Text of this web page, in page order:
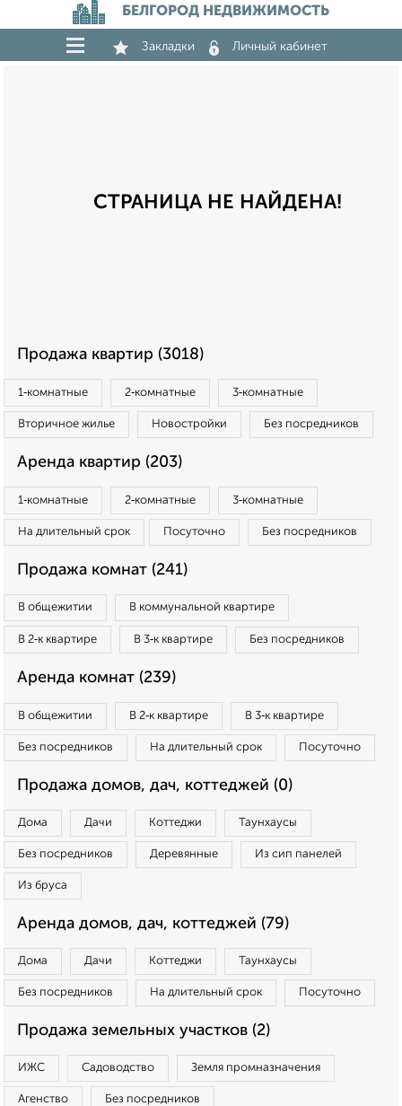
БЕЛГОРОД НЕДВИЖИМОСТЬ
Закладки Личный кабинет
СТРАНИЦА НЕ НАЙДЕНА!
Продажа квартир (3018)
1‑комнатные 2‑комнатные 3‑комнатные
Вторичное жилье Новостройки Без посредников
Аренда квартир (203)
1‑комнатные 2‑комнатные 3‑комнатные
На длительный срок Посуточно Без посредников
Продажа комнат (241)
В общежитии В коммунальной квартире
В 2‑к квартире В 3‑к квартире Без посредников
Аренда комнат (239)
В общежитии В 2‑к квартире В 3‑к квартире
Без посредников На длительный срок Посуточно
Продажа домов, дач, коттеджей (0)
Дома Дачи Коттеджи Таунхаусы
Без посредников Деревянные Из сип панелей
Из бруса
Аренда домов, дач, коттеджей (79)
Дома Дачи Коттеджи Таунхаусы
Без посредников На длительный срок Посуточно
Продажа земельных участков (2)
ИЖС Садоводство Земля промназначения
Агенство Без посредников